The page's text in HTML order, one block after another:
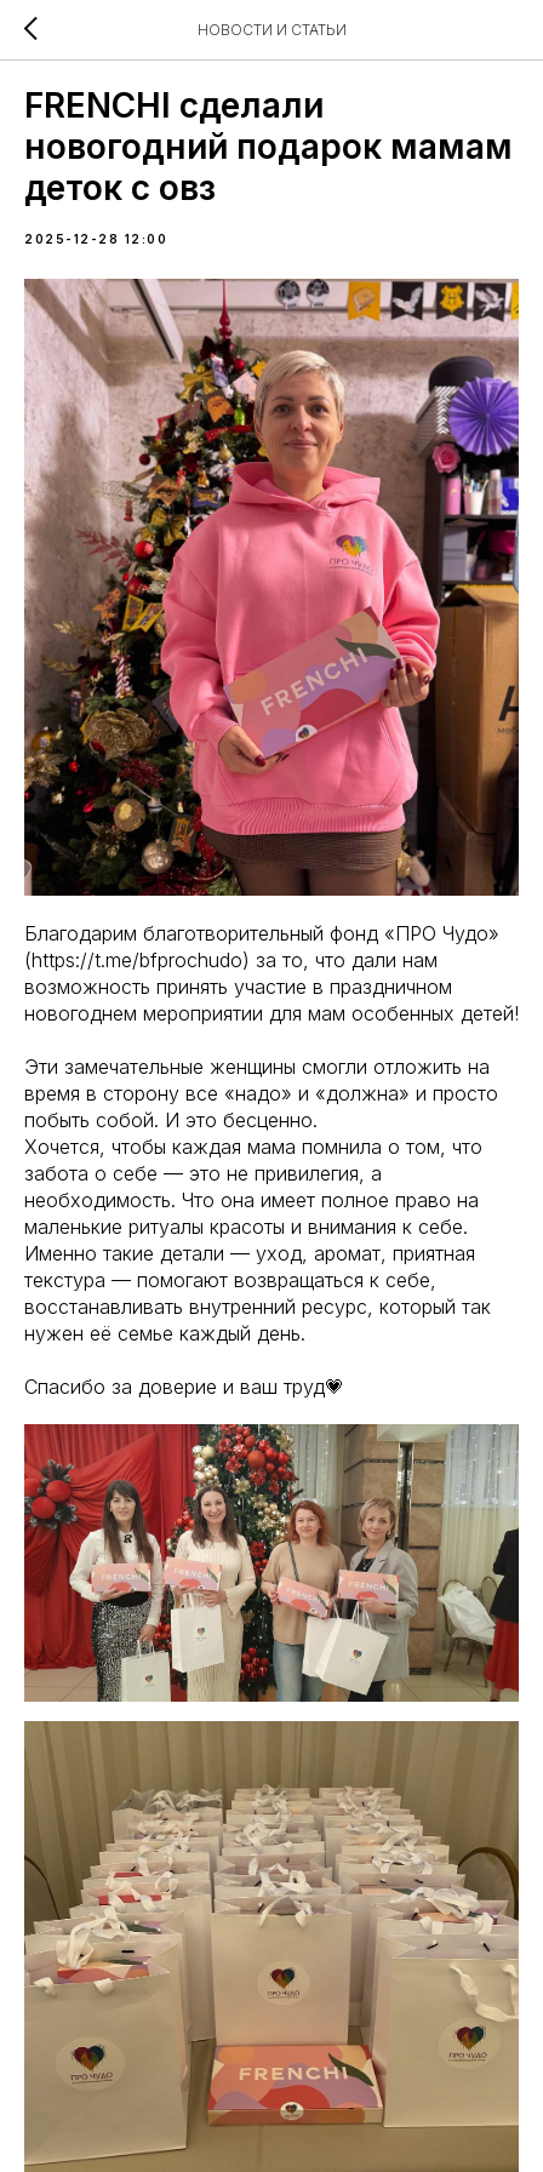
НОВОСТИ И СТАТЬИ
FRENCHI сделали
новогодний подарок мамам
деток с овз
2025-12-28 12:00
Благодарим благотворительный фонд «ПРО Чудо»
(https://t.me/bfprochudo) за то, что дали нам
возможность принять участие в праздничном
новогоднем мероприятии для мам особенных детей!
Эти замечательные женщины смогли отложить на
время в сторону все «надо» и «должна» и просто
побыть собой. И это бесценно.
Хочется, чтобы каждая мама помнила о том, что
забота о себе — это не привилегия, а
необходимость. Что она имеет полное право на
маленькие ритуалы красоты и внимания к себе.
Именно такие детали — уход, аромат, приятная
текстура — помогают возвращаться к себе,
восстанавливать внутренний ресурс, который так
нужен её семье каждый день.
Спасибо за доверие и ваш труд💗